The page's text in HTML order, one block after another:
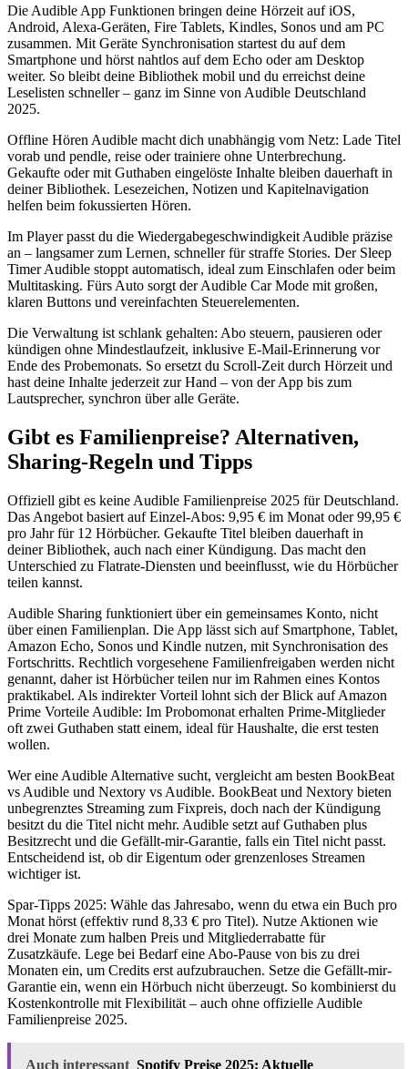
Die Audible App Funktionen bringen deine Hörzeit auf iOS,
Android, Alexa-Geräten, Fire Tablets, Kindles, Sonos und am PC
zusammen. Mit Geräte Synchronisation startest du auf dem
Smartphone und hörst nahtlos auf dem Echo oder am Desktop
weiter. So bleibt deine Bibliothek mobil und du erreichst deine
Leselisten schneller – ganz im Sinne von Audible Deutschland
2025.
Offline Hören Audible macht dich unabhängig vom Netz: Lade Titel
vorab und pendle, reise oder trainiere ohne Unterbrechung.
Gekaufte oder mit Guthaben eingelöste Inhalte bleiben dauerhaft in
deiner Bibliothek. Lesezeichen, Notizen und Kapitelnavigation
helfen beim fokussierten Hören.
Im Player passt du die Wiedergabegeschwindigkeit Audible präzise
an – langsamer zum Lernen, schneller für straffe Stories. Der Sleep
Timer Audible stoppt automatisch, ideal zum Einschlafen oder beim
Multitasking. Fürs Auto sorgt der Audible Car Mode mit großen,
klaren Buttons und vereinfachten Steuerelementen.
Die Verwaltung ist schlank gehalten: Abo steuern, pausieren oder
kündigen ohne Mindestlaufzeit, inklusive E-Mail-Erinnerung vor
Ende des Probemonats. So ersetzt du Scroll-Zeit durch Hörzeit und
hast deine Inhalte jederzeit zur Hand – von der App bis zum
Lautsprecher, synchron über alle Geräte.
Gibt es Familienpreise? Alternativen,
Sharing-Regeln und Tipps
Offiziell gibt es keine Audible Familienpreise 2025 für Deutschland.
Das Angebot basiert auf Einzel-Abos: 9,95 € im Monat oder 99,95 €
pro Jahr für 12 Hörbücher. Gekaufte Titel bleiben dauerhaft in
deiner Bibliothek, auch nach einer Kündigung. Das macht den
Unterschied zu Flatrate-Diensten und beeinflusst, wie du Hörbücher
teilen kannst.
Audible Sharing funktioniert über ein gemeinsames Konto, nicht
über einen Familienplan. Die App lässt sich auf Smartphone, Tablet,
Amazon Echo, Sonos und Kindle nutzen, mit Synchronisation des
Fortschritts. Rechtlich vorgesehene Familienfreigaben werden nicht
genannt, daher ist Hörbücher teilen nur im Rahmen eines Kontos
praktikabel. Als indirekter Vorteil lohnt sich der Blick auf Amazon
Prime Vorteile Audible: Im Probomonat erhalten Prime-Mitglieder
oft zwei Guthaben statt einem, ideal für Haushalte, die erst testen
wollen.
Wer eine Audible Alternative sucht, vergleicht am besten BookBeat
vs Audible und Nextory vs Audible. BookBeat und Nextory bieten
unbegrenztes Streaming zum Fixpreis, doch nach der Kündigung
besitzt du die Titel nicht mehr. Audible setzt auf Guthaben plus
Besitzrecht und die Gefällt-mir-Garantie, falls ein Titel nicht passt.
Entscheidend ist, ob dir Eigentum oder grenzenloses Streamen
wichtiger ist.
Spar-Tipps 2025: Wähle das Jahresabo, wenn du etwa ein Buch pro
Monat hörst (effektiv rund 8,33 € pro Titel). Nutze Aktionen wie
drei Monate zum halben Preis und Mitgliederrabatte für
Zusatzkäufe. Lege bei Bedarf eine Abo-Pause von bis zu drei
Monaten ein, um Credits erst aufzubrauchen. Setze die Gefällt-mir-
Garantie ein, wenn ein Hörbuch nicht überzeugt. So kombinierst du
Kostenkontrolle mit Flexibilität – auch ohne offizielle Audible
Familienpreise 2025.
Auch interessant Spotify Preise 2025: Aktuelle